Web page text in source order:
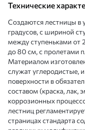
Технические
Создаются лестницы в
градусов, с шириной
между ступеньками от
до 80 см, с пролетами
Материалом
служат углеродистые,
поверхности в
составом (краска, лак,
коррозионных
лестниц
страницах стандарта